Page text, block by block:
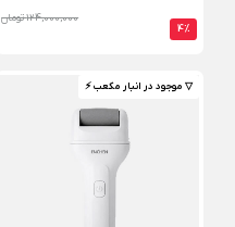
124,000,000 تومان
4%
▽ موجود در انبار مکعب ⚡️